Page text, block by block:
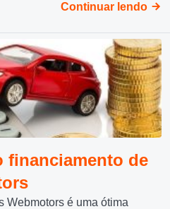
Continuar lendo
financiamento de
Webmotors é uma ótima